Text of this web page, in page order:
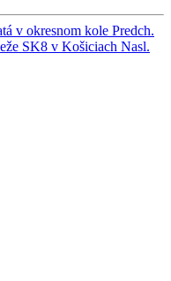
v okresnom kole Predch.
SK8 v Košiciach Nasl.